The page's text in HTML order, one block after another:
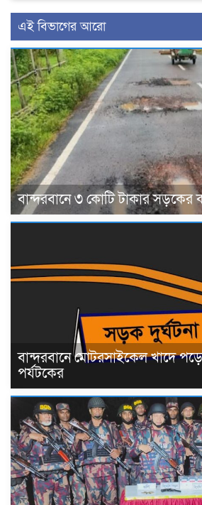
এই বিভাগের আরো
বান্দরবানে ৩ কোটি টাকার সড়কের
বান্দরবানে মোটরসাইকেল খাদে
পর্যটকের